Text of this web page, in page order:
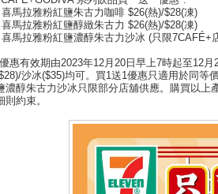
馬拉雅粉紅鹽朱古力咖啡 $26(熱)/$28(凍)
馬拉雅粉紅鹽醇緻朱古力 $26(熱)/$28(凍)
馬拉雅粉紅鹽濃醇朱古力沙冰 (只限7CAFÉ+
惠有效期由2023年12月20日早上7時起至12
沙冰($35)均可。買1送1優惠只適用於同等
濃醇朱古力沙冰只限部分店舖供應。購買以上
則約束。